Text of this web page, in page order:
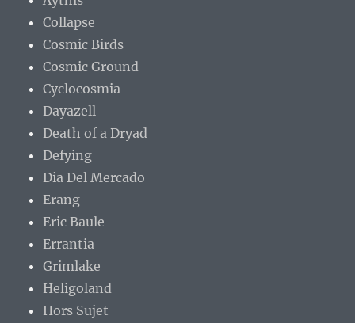
Collapse
Cosmic Birds
Cosmic Ground
Cyclocosmia
Dayazell
Death of a Dryad
Defying
Dia Del Mercado
Erang
Eric Baule
Errantia
Grimlake
Heligoland
Hors Sujet